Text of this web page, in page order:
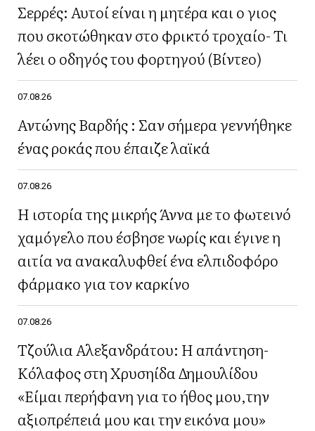
Σερρές: Αυτοί είναι η μητέρα και ο γιος
που σκοτώθηκαν στο φρικτό τροχαίο- Τι
λέει ο οδηγός του φορτηγού (Βίντεο)
07.08.26
Αντώνης Βαρδής : Σαν σήμερα γεννήθηκε
ένας ροκάς που έπαιζε λαϊκά
07.08.26
Η ιστορία της μικρής Άννα με το φωτεινό
χαμόγελο που έσβησε νωρίς και έγινε η
αιτία να ανακαλυφθεί ένα ελπιδοφόρο
φάρμακο για τον καρκίνο
07.08.26
Τζούλια Αλεξανδράτου: Η απάντηση-
Κόλαφος στη Χρυσηίδα Δημουλίδου
«Είμαι περήφανη για το ήθος μου,την
αξιοπρέπειά μου και την εικόνα μου»